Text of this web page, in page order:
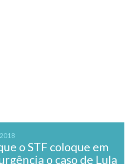
o STF coloque em
o caso de Lula